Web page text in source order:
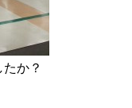
か？